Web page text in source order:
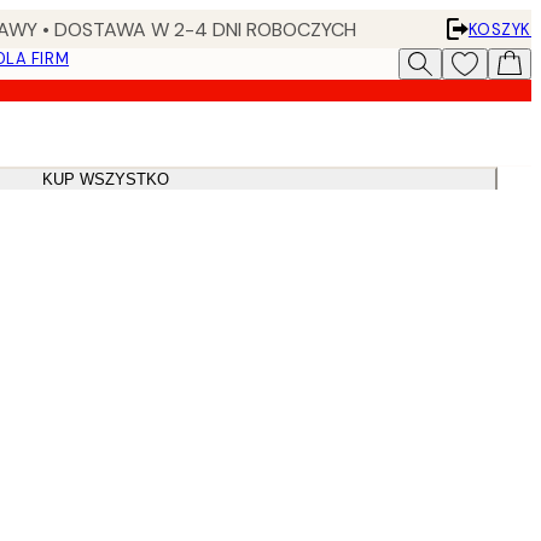
• DOSTAWA W 2-4 DNI ROBOCZYCH
KOSZYK
FIRM
KUP WSZYSTKO